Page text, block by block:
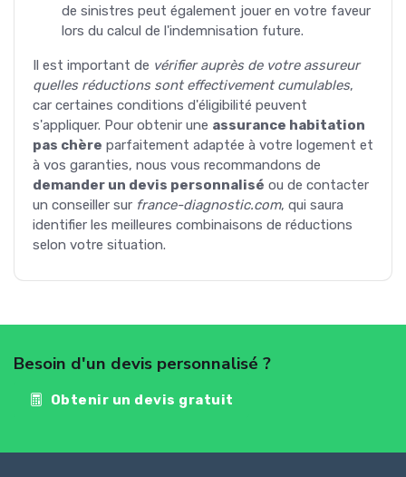
de sinistres peut également jouer en votre faveur
lors du calcul de l'indemnisation future.
Il est important de vérifier auprès de votre assureur
quelles réductions sont effectivement cumulables,
car certaines conditions d'éligibilité peuvent
s'appliquer. Pour obtenir une assurance habitation
pas chère parfaitement adaptée à votre logement et
à vos garanties, nous vous recommandons de
demander un devis personnalisé ou de contacter
un conseiller sur france-diagnostic.com, qui saura
identifier les meilleures combinaisons de réductions
selon votre situation.
Besoin d'un devis personnalisé ?
Obtenir un devis gratuit